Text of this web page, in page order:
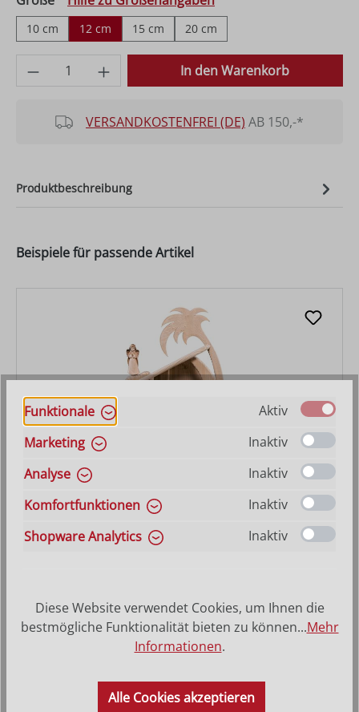
10 cm 12 cm 15 cm 20 cm
Produkt Anzahl: Gib den gewünschten
In den Warenkorb
VERSANDKOSTENFREI (DE) AB 150,-*
Produktbeschreibung
Beispiele für passende Artikel
Krippenset Artis mit Stall Nr. 4707 17-teilig
Regulärer Preis:
631,00 €
Funktionale
Aktiv
Marketing
Inaktiv
Analyse
Inaktiv
Komfortfunktionen
Inaktiv
Shopware Analytics
Inaktiv
Diese Website verwendet Cookies, um Ihnen die
bestmögliche Funktionalität bieten zu können...Mehr
Informationen.
Alle Cookies akzeptieren